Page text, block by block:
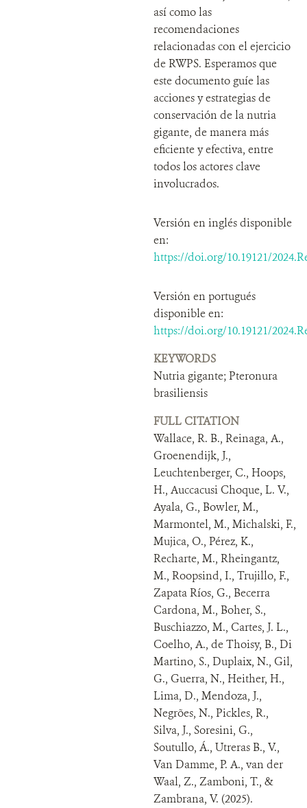
así como las
recomendaciones
relacionadas con el ejercicio
de RWPS. Esperamos que
este documento guíe las
acciones y estrategias de
conservación de la nutria
gigante, de manera más
eficiente y efectiva, entre
todos los actores clave
involucrados.
Versión en inglés disponible
en:
https://doi.org/10.19121/
Versión en portugués
disponible en:
https://doi.org/10.19121/
KEYWORDS
Nutria gigante; Pteronura
brasiliensis
FULL CITATION
Wallace, R. B., Reinaga, A.,
Groenendijk, J.,
Leuchtenberger, C., Hoops,
H., Auccacusi Choque, L. V.,
Ayala, G., Bowler, M.,
Marmontel, M., Michalski, F.,
Mujica, O., Pérez, K.,
Recharte, M., Rheingantz,
M., Roopsind, I., Trujillo, F.,
Zapata Ríos, G., Becerra
Cardona, M., Boher, S.,
Buschiazzo, M., Cartes, J. L.,
Coelho, A., de Thoisy, B., Di
Martino, S., Duplaix, N., Gil,
G., Guerra, N., Heither, H.,
Lima, D., Mendoza, J.,
Negrões, N., Pickles, R.,
Silva, J., Soresini, G.,
Soutullo, Á., Utreras B., V.,
Van Damme, P. A., van der
Waal, Z., Zamboni, T., &
Zambrana, V. (2025).